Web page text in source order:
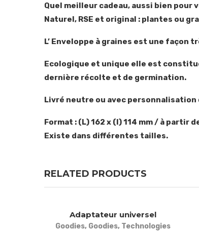
Quel meilleur cadeau, aussi bien pour
Naturel, RSE et original : plantes ou
L’ Enveloppe à graines est une façon
Ecologique et unique elle est
dernière récolte et de germination.
Livré neutre ou avec personnalisation
Format : (L) 162 x (l) 114 mm / à partir
Existe dans différentes tailles.
RELATED PRODUCTS
Adaptateur universel
Goodies, Goodies, Technologies